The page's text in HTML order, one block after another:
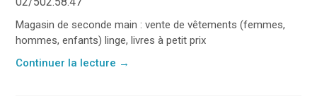
Magasin de seconde main : vente de vêtements (femmes,
hommes, enfants) linge, livres à petit prix
Continuer la lecture →